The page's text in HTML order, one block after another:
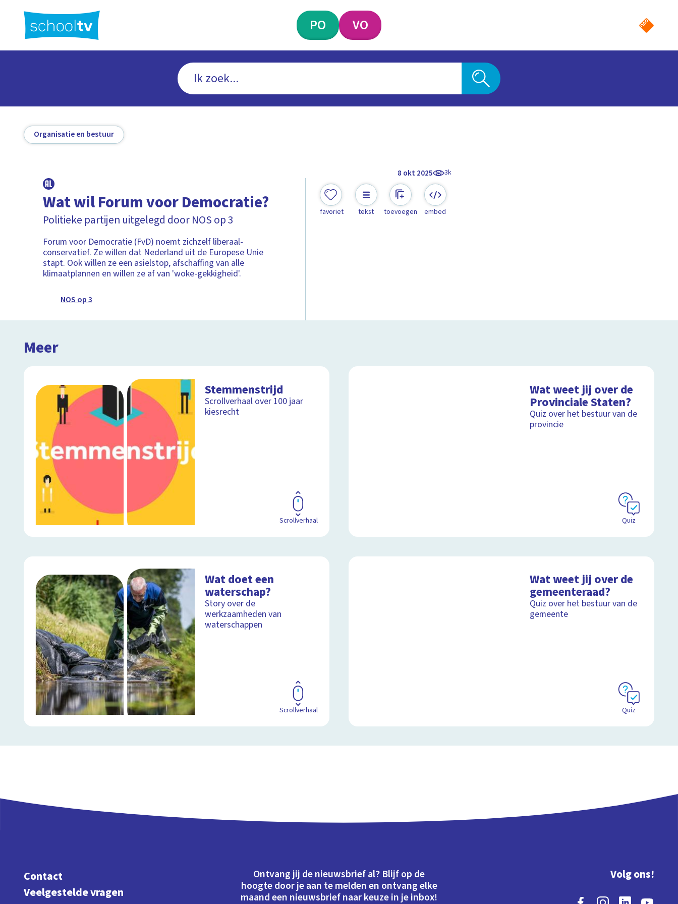
hoofdinhoud
PO VO
Organisatie en bestuur
8 okt 2025 3k
Wat wil Forum voor Democratie?
Politieke partijen uitgelegd door NOS op 3
Forum voor Democratie (FvD) noemt zichzelf liberaal-
conservatief. Ze willen dat Nederland uit de Europese Unie
stapt. Ook willen ze een asielstop, afschaffing van alle
klimaatplannen en willen ze af van 'woke-gekkigheid'.
NOS op 3
favoriet tekst toevoegen embed
Meer
Stemmenstrijd
Scrollverhaal over 100 jaar
kiesrecht
Scrollverhaal
Wat weet jij over de
Provinciale Staten?
Quiz over het bestuur van de
provincie
Quiz
Wat doet een
waterschap?
Story over de
werkzaamheden van
waterschappen
Scrollverhaal
Wat weet jij over de
gemeenteraad?
Quiz over het bestuur van de
gemeente
Quiz
Contact
Veelgestelde vragen
Ontvang jij de nieuwsbrief al? Blijf op de
hoogte door je aan te melden en ontvang elke
maand een nieuwsbrief naar keuze in je inbox!
Volg ons!